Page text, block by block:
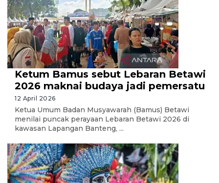
Ketum Bamus sebut Lebaran Betawi
2026 maknai budaya jadi pemersatu
12 April 2026
Ketua Umum Badan Musyawarah (Bamus) Betawi
menilai puncak perayaan Lebaran Betawi 2026 di
kawasan Lapangan Banteng, ...